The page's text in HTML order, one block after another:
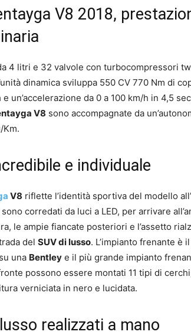
V8 2018,
4 litri e 32 valvole con turbocompressori
dinamica sviluppa 550 CV 770 Nm di
un’accelerazione da 0 a 100 km/h in 4,5
V8 sono accompagnate da
Km.
e individuale
V8 riflette l’identità sportiva del modello
corredati da luci a LED, per arrivare
le ampie fiancate posteriori e l’assetto
del SUV di lusso. L’impianto frenante è
una Bentley e il più grande impianto
possono essere montati 11 tipi di
verniciata in nero e lucidata.
realizzati a mano